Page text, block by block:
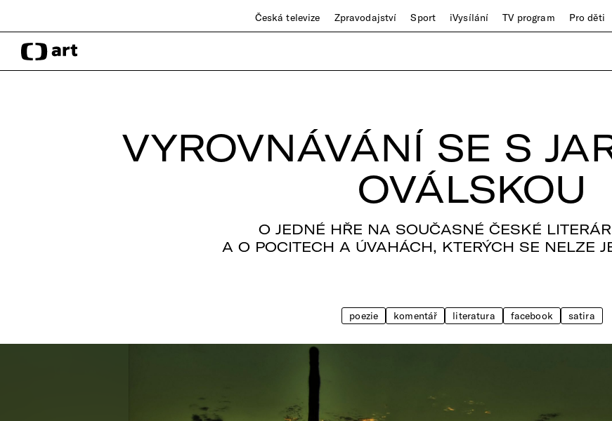
Česká televize Zpravodajství Sport iVysílání TV program Pro děti
VYROVNÁVÁNÍ SE S
OVÁLSKOU
O JEDNÉ HŘE NA SOUČASNÉ ČESKÉ
A O POCITECH A ÚVAHÁCH, KTERÝCH SE NELZE
poezie komentář literatura facebook satira